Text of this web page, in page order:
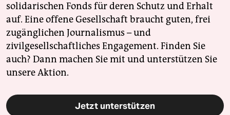
solidarischen Fonds für deren Schutz und Erhalt
auf. Eine offene Gesellschaft braucht guten, frei
zugänglichen Journalismus – und
zivilgesellschaftliches Engagement. Finden Sie
auch? Dann machen Sie mit und unterstützen Sie
unsere Aktion.
Jetzt unterstützen